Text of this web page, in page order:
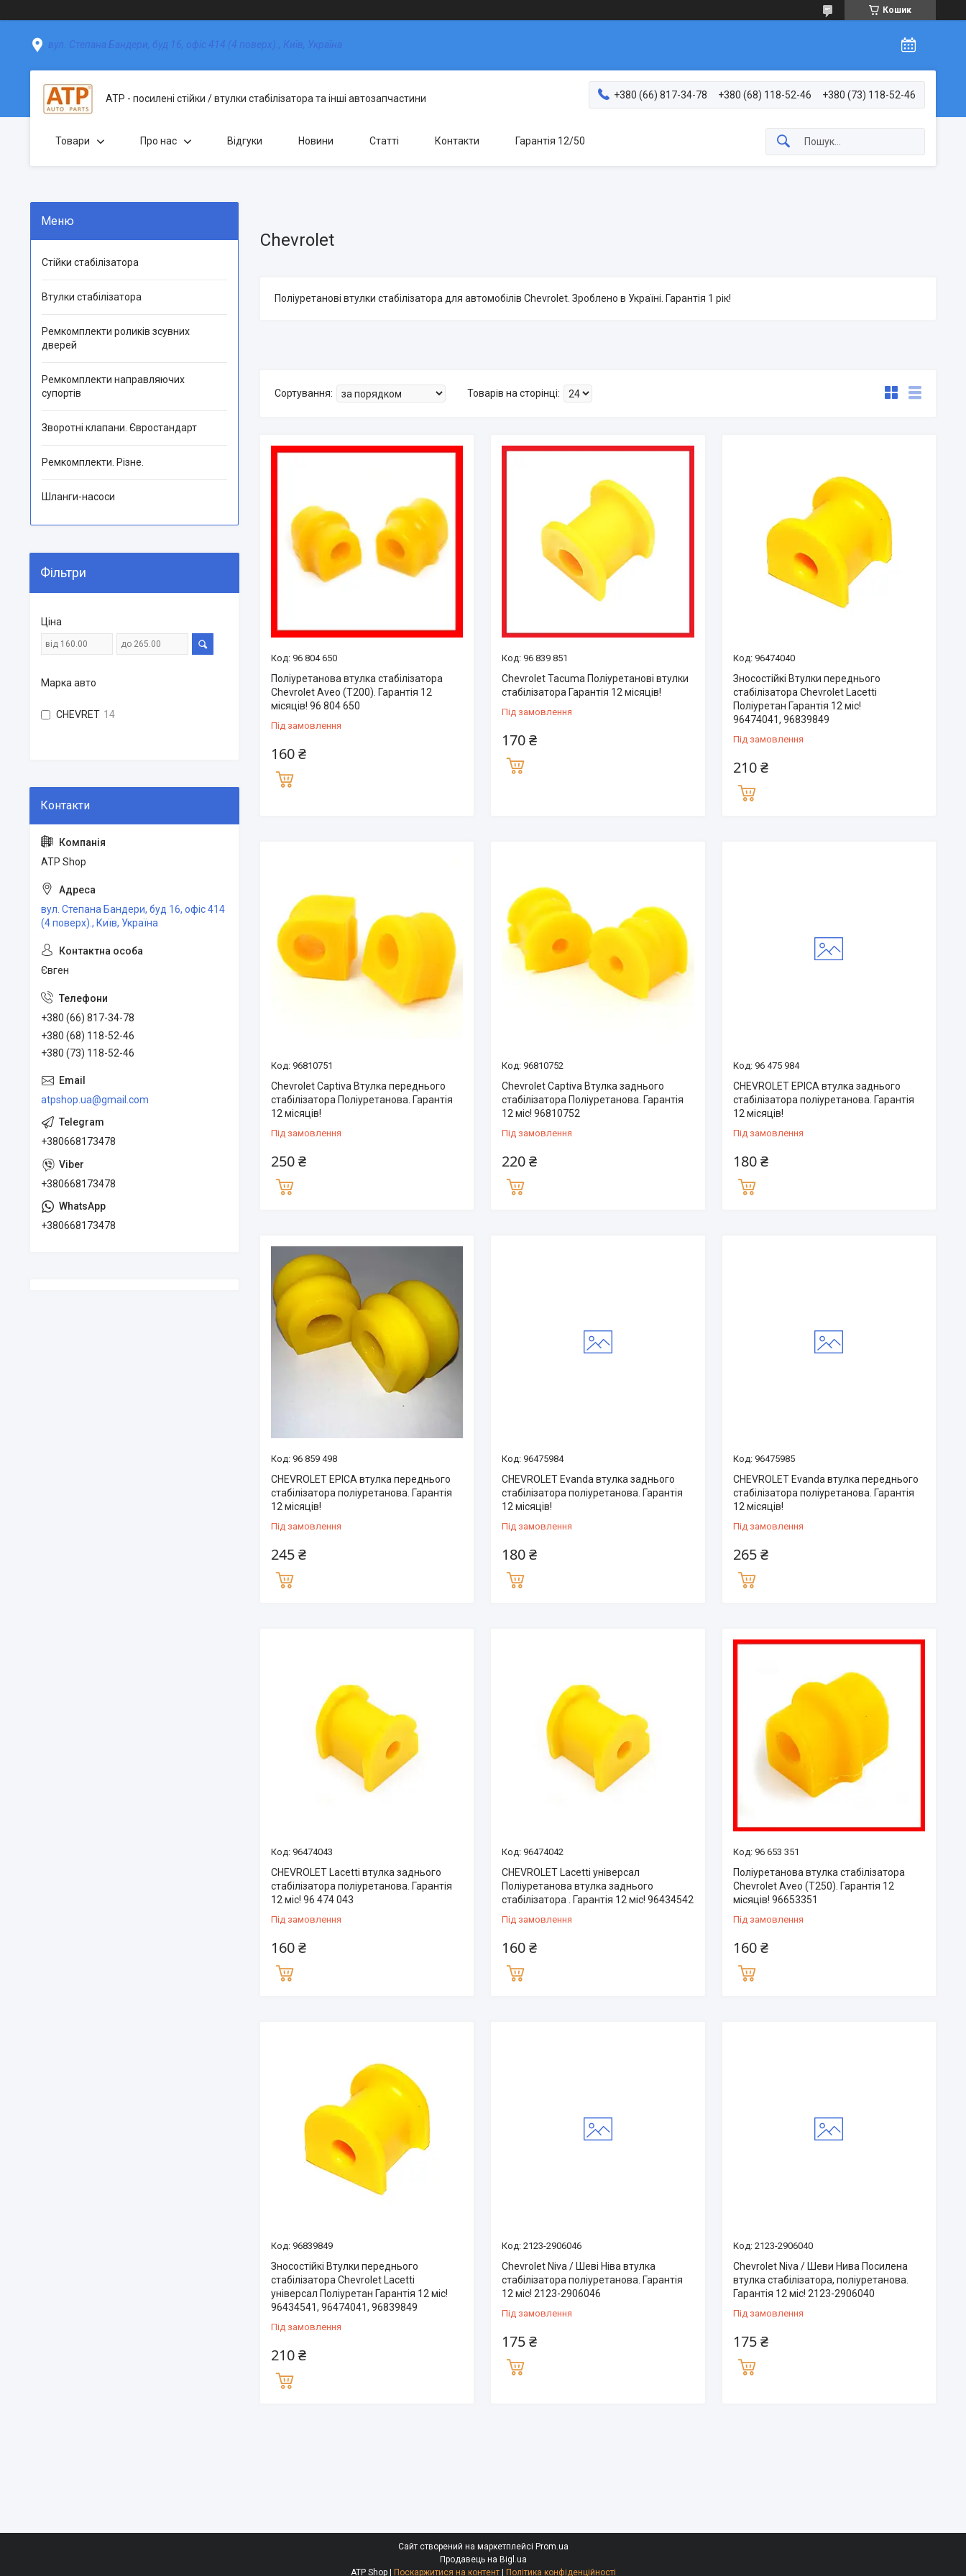
Кошик
вул. Степана Бандери, буд 16, офіс 414 (4 поверх)., Київ, Україна
АТР - посилені стійки / втулки стабілізатора та інші автозапчастини +380 (66) 817-34-78 +380 (68) 118-52-46 +380 (73) 118-52-46
Товари Про нас Відгуки Новини Статті Контакти Гарантія 12/50
Chevrolet
Поліуретанові втулки стабілізатора для автомобілів Chevrolet. Зроблено в Україні. Гарантія 1 рік!
96 804 650
Поліуретанова втулка стабілізатора
Chevrolet Aveo (T200). Гарантія 12
місяців! 96 804 650
Під замовлення
160 ₴
96 839 851
Chevrolet Tacuma Поліуретанові втулки
стабілізатора Гарантія 12 місяців!
Під замовлення
170 ₴
96474040
Зносостійкі Втулки переднього
стабілізатора Chevrolet Lacetti
Поліуретан Гарантія 12 міс!
96474041, 96839849
Під замовлення
210 ₴
96810751
Chevrolet Captiva Втулка переднього
стабілізатора Поліуретанова. Гарантія
12 місяців!
Під замовлення
250 ₴
96810752
Chevrolet Captiva Втулка заднього
стабілізатора Поліуретанова. Гарантія
12 міс! 96810752
Під замовлення
220 ₴
96 475 984
CHEVROLET EPICA втулка заднього
стабілізатора поліуретанова. Гарантія
12 місяців!
Під замовлення
180 ₴
96 859 498
CHEVROLET EPICA втулка переднього
стабілізатора поліуретанова. Гарантія
12 місяців!
Під замовлення
245 ₴
96475984
CHEVROLET Evanda втулка заднього
стабілізатора поліуретанова. Гарантія
12 місяців!
Під замовлення
180 ₴
96475985
CHEVROLET Evanda втулка переднього
стабілізатора поліуретанова. Гарантія
12 місяців!
Під замовлення
265 ₴
96474043
CHEVROLET Lacetti втулка заднього
стабілізатора поліуретанова. Гарантія
12 міс! 96 474 043
Під замовлення
160 ₴
96474042
CHEVROLET Lacetti універсал
Поліуретанова втулка заднього
стабілізатора . Гарантія 12 міс! 96434542
Під замовлення
160 ₴
96 653 351
Поліуретанова втулка стабілізатора
Chevrolet Aveo (T250). Гарантія 12
місяців! 96653351
Під замовлення
160 ₴
96839849
Зносостійкі Втулки переднього
стабілізатора Chevrolet Lacetti
універсал Поліуретан Гарантія 12 міс!
96434541, 96474041, 96839849
Під замовлення
210 ₴
2123-2906046
Chevrolet Niva / Шеві Ніва втулка
стабілізатора поліуретанова. Гарантія
12 міс! 2123-2906046
Під замовлення
175 ₴
2123-2906040
Chevrolet Niva / Шеви Нива Посилена
втулка стабілізатора, поліуретанова.
Гарантія 12 міс! 2123-2906040
Під замовлення
175 ₴
Стійки стабілізатора
Втулки стабілізатора
Ремкомплекти роликів зсувних
дверей
Ремкомплекти направляючих
супортів
Зворотні клапани. Євростандарт
Ремкомплекти. Різне.
Шланги-насоси
Фільтри
Ціна
Марка авто
CHEVRET 14
ATP Shop
вул. Степана Бандери, буд 16, офіс 414
(4 поверх)., Київ, Україна
Євген
+380 (66) 817-34-78
+380 (68) 118-52-46
+380 (73) 118-52-46
atpshop.ua@gmail.com
+380668173478
+380668173478
+380668173478
Сайт створений на маркетплейсі Prom.ua
Продавець на Bigl.ua
ATP Shop | Поскаржитися на контент | Політика конфіденційності